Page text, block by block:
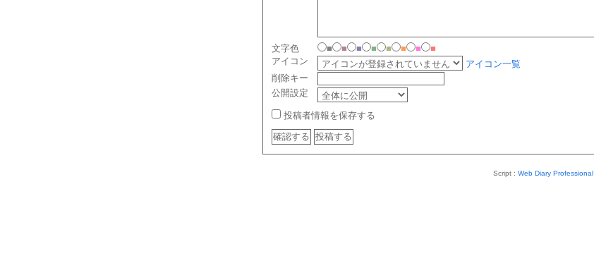
文字色 ■ ■ ■ ■ ■ ■ ■
■
アイコン
アイコン一覧
削除キー
公開設定
投稿者情報を保存する
Script : Web Diary Professional